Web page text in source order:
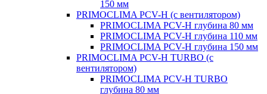
150 мм
PRIMOCLIMA PCV-H (c вентилятором)
PRIMOCLIMA PCV-H глубина 80 мм
PRIMOCLIMA PCV-H глубина 110 мм
PRIMOCLIMA PCV-H глубина 150 мм
PRIMOCLIMA PCV-H TURBO (c
вентилятором)
PRIMOCLIMA PCV-H TURBO
глубина 80 мм